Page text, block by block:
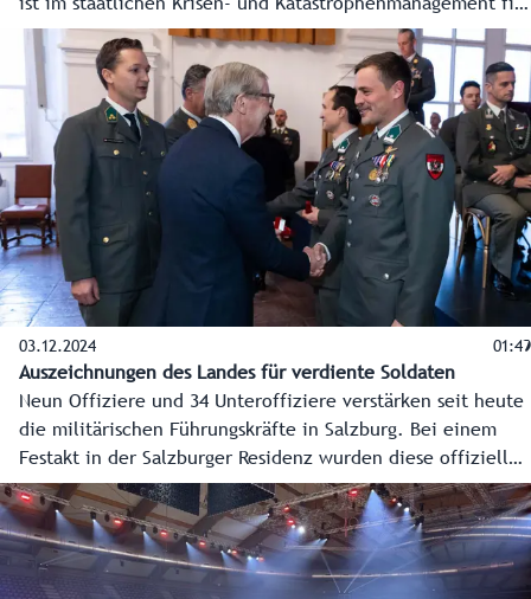
ist im staatlichen Krisen- und Katastrophenmanagement fix
verankert und das unverzichtbare Bindeglied zwischen
Einsatzstäben und Öffentlichkeit. Die Redaktion arbeitet
unermüdlich an verlässlichen Infos für die Bevölkerung.
03.12.2024 01:49
Auszeichnungen des Landes für verdiente Soldaten
Neun Offiziere und 34 Unteroffiziere verstärken seit heute
die militärischen Führungskräfte in Salzburg. Bei einem
Festakt in der Salzburger Residenz wurden diese offiziell
im Bundesland begrüßt. Zehn Militärangehörige erhielten
für ihre Verdienste Auszeichnungen des Landes.